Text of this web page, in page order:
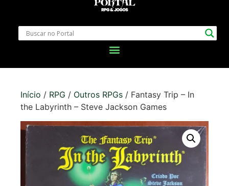
Início / RPG / Outros RPGs / Fantasy Trip – In
the Labyrinth – Steve Jackson Games